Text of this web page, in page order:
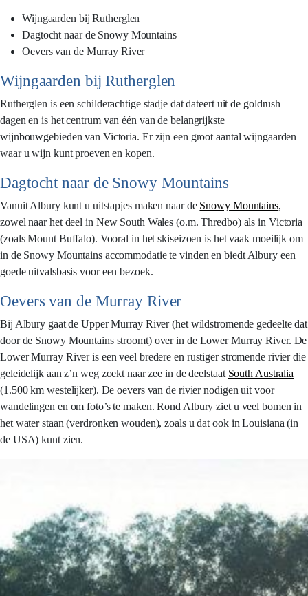
Wijngaarden bij Rutherglen
Dagtocht naar de Snowy Mountains
Oevers van de Murray River
Wijngaarden bij Rutherglen
Rutherglen is een schilderachtige stadje dat dateert uit de goldrush
dagen en is het centrum van één van de belangrijkste
wijnbouwgebieden van Victoria. Er zijn een groot aantal wijngaarden
waar u wijn kunt proeven en kopen.
Dagtocht naar de Snowy Mountains
Vanuit Albury kunt u uitstapjes maken naar de Snowy Mountains,
zowel naar het deel in New South Wales (o.m. Thredbo) als in Victoria
(zoals Mount Buffalo). Vooral in het skiseizoen is het vaak moeilijk om
in de Snowy Mountains accommodatie te vinden en biedt Albury een
goede uitvalsbasis voor een bezoek.
Oevers van de Murray River
Bij Albury gaat de Upper Murray River (het wildstromende gedeelte dat
door de Snowy Mountains stroomt) over in de Lower Murray River. De
Lower Murray River is een veel bredere en rustiger stromende rivier die
geleidelijk aan z’n weg zoekt naar zee in de deelstaat South Australia
(1.500 km westelijker). De oevers van de rivier nodigen uit voor
wandelingen en om foto’s te maken. Rond Albury ziet u veel bomen in
het water staan (verdronken wouden), zoals u dat ook in Louisiana (in
de USA) kunt zien.